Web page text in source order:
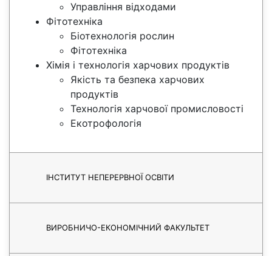
Управління відходами
Фітотехніка
Біотехнологія рослин
Фітотехніка
Хімія і технологія харчових продуктів
Якість та безпека харчових
продуктів
Технологія харчової промисловості
Екотрофологія
ІНСТИТУТ НЕПЕРЕРВНОЇ ОСВІТИ
ВИРОБНИЧО-ЕКОНОМІЧНИЙ ФАКУЛЬТЕТ